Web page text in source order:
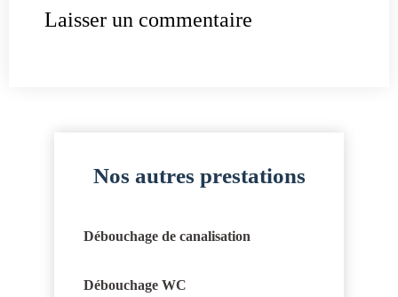
Laisser un commentaire
Nos autres prestations
Débouchage de canalisation
Débouchage WC